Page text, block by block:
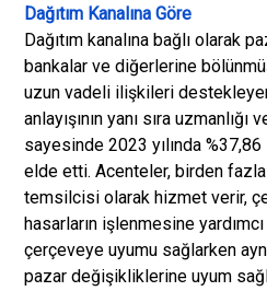
Dağıtım Kanalına Göre
Dağıtım kanalına bağlı olarak
bankalar ve diğerlerine
uzun vadeli ilişkileri
anlayışının yanı sıra
sayesinde 2023 yılında
elde etti. Acenteler, birden
temsilcisi olarak hizmet verir,
hasarların işlenmesine
çerçeveye uyumu sağlarken
pazar değişikliklerine uyum